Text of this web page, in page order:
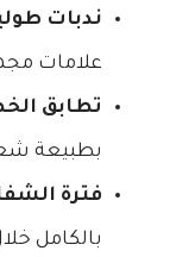
ندبات
علامات
تطابق
بطبيعة
فترة
بالكامل